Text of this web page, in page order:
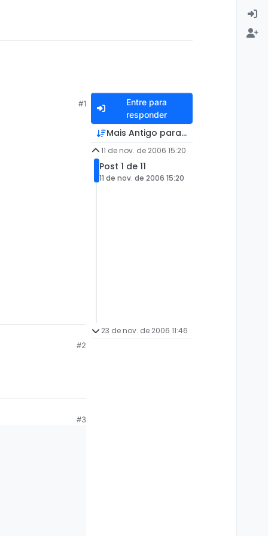
#1
#2
#3
Entre para
responder
Mais Antigo para Mais Recente
11 de nov. de 2006 15:20
Post 1 de 11
11 de nov. de 2006 15:20
23 de nov. de 2006 11:46